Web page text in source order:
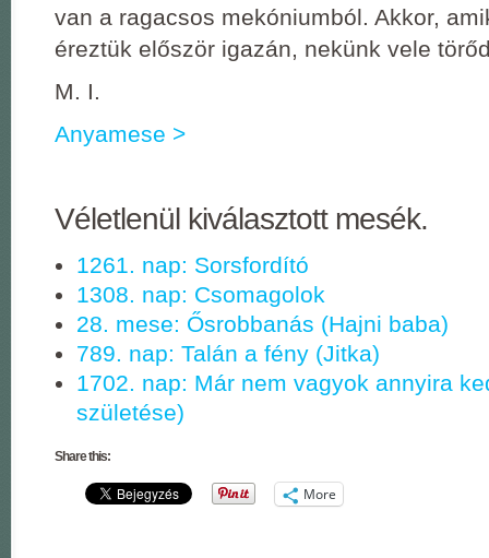
van a ragacsos mekóniumból. Akkor,
éreztük először igazán, nekünk vele
M. I.
Anyamese >
Véletlenül kiválasztott mesék.
1261. nap: Sorsfordító
1308. nap: Csomagolok
28. mese: Ősrobbanás (Hajni baba)
789. nap: Talán a fény (Jitka)
1702. nap: Már nem vagyok annyira
születése)
Share this:
More